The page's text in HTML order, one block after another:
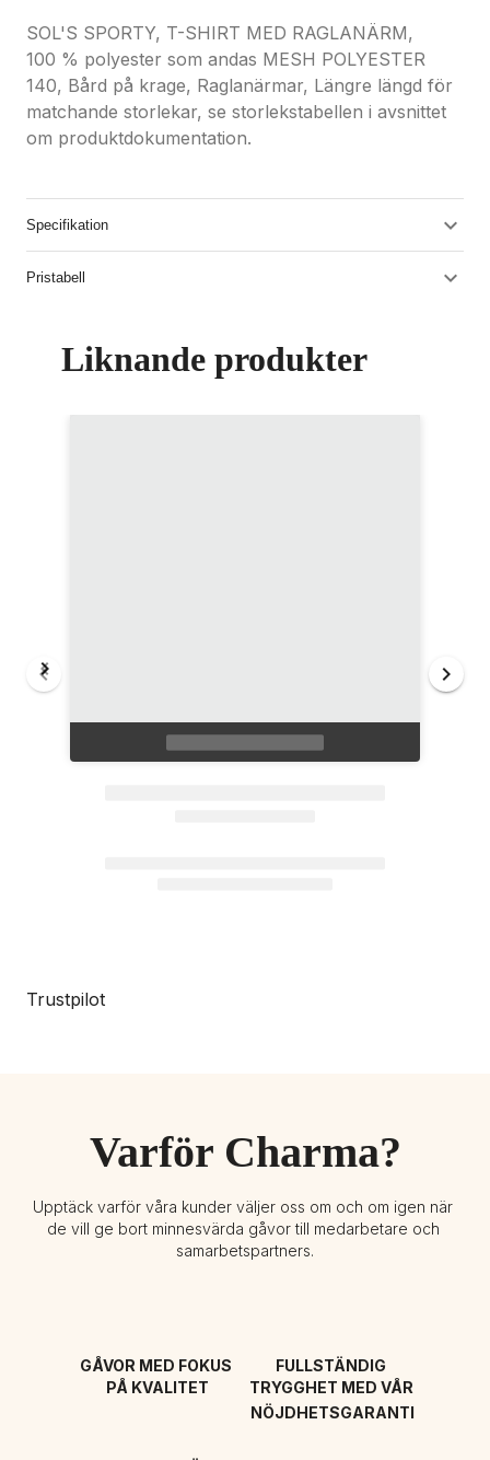
SOL'S SPORTY, T-SHIRT MED RAGLANÄRM,
100 % polyester som andas MESH POLYESTER
140, Bård på krage, Raglanärmar, Längre längd för
matchande storlekar, se storlekstabellen i avsnittet
om produktdokumentation.
Specifikation
Pristabell
Liknande produkter
Trustpilot
Varför Charma?
Upptäck varför våra kunder väljer oss om och om igen när
de vill ge bort minnesvärda gåvor till medarbetare och
samarbetspartners.
GÅVOR MED FOKUS
PÅ KVALITET
FULLSTÄNDIG
TRYGGHET MED VÅR
NÖJDHETSGARANTI